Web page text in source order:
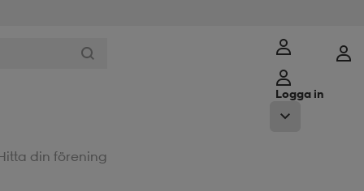
Logga in
din förening